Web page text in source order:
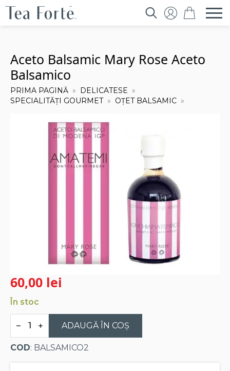
Aceto Balsamic Mary Rose Aceto
Balsamico
PRIMA PAGINĂ
DELICATESE
SPECIALITĂȚI GOURMET
OȚET BALSAMIC
60,00 lei
În stoc
Cantitate
Aceto
Rose
ADAUGĂ ÎN COȘ
COD: BALSAMICO2